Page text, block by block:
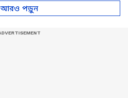
আরও পড়ুন